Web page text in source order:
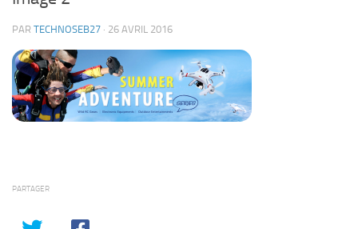
PAR TECHNOSEB27 · 26 AVRIL 2016
PARTAGER